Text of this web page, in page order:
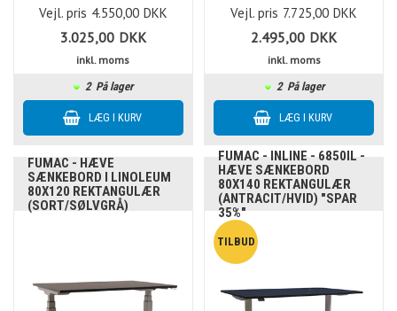
Vejl. pris 4.550,00 DKK
3.025,00 DKK
inkl. moms
2 På lager
Vejl. pris 7.725,00 DKK
2.495,00 DKK
inkl. moms
2 På lager
FUMAC - HÆVE
SÆNKEBORD I LINOLEUM
80X120 REKTANGULÆR
(SORT/SØLVGRÅ)
FUMAC - INLINE - 6850IL -
HÆVE SÆNKEBORD
80X140 REKTANGULÆR
(ANTRACIT/HVID) "SPAR
35%"